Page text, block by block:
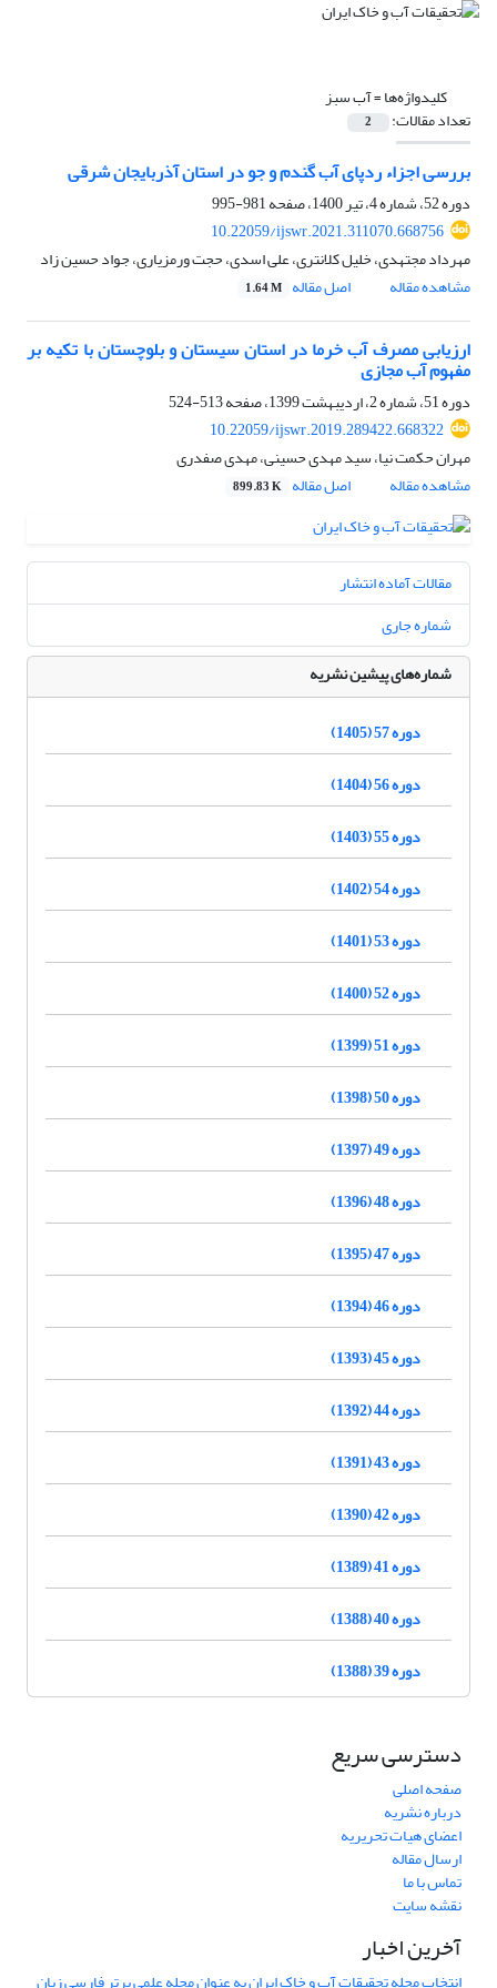
کلیدواژه‌ها =آب سبز
تعداد مقالات: 2
بررسی اجزاء ردپای آب گندم و جو در استان آذربایجان شرقی
دوره 52، شماره 4، تیر 1400، صفحه
981-995
10.22059/ijswr.2021.311070.668756
مهرداد مجتهدی، خلیل کلانتری، علی اسدی، حجت ورمزیاری، جواد حسین زاد
مشاهده مقاله
اصل مقاله 1.64 M
ارزیابی مصرف آب خرما در استان سیستان و بلوچستان با تکیه بر
مفهوم آب مجازی
دوره 51، شماره 2، اردیبهشت 1399، صفحه
513-524
10.22059/ijswr.2019.289422.668322
مهران حکمت نیا، سید مهدی حسینی، مهدی صفدری
مشاهده مقاله
اصل مقاله 899.83 K
مقالات آماده انتشار
شماره جاری
شماره‌های پیشین نشریه
دوره 57 (1405)
دوره 56 (1404)
دوره 55 (1403)
دوره 54 (1402)
دوره 53 (1401)
دوره 52 (1400)
دوره 51 (1399)
دوره 50 (1398)
دوره 49 (1397)
دوره 48 (1396)
دوره 47 (1395)
دوره 46 (1394)
دوره 45 (1393)
دوره 44 (1392)
دوره 43 (1391)
دوره 42 (1390)
دوره 41 (1389)
دوره 40 (1388)
دوره 39 (1388)
دسترسی سریع
صفحه اصلی
درباره نشریه
اعضای هیات تحریریه
ارسال مقاله
تماس با ما
نقشه سایت
آخرین اخبار
انتخاب مجله تحقیقات آب و خاک ایران به عنوان مجله علمی برتر فارسی زبان